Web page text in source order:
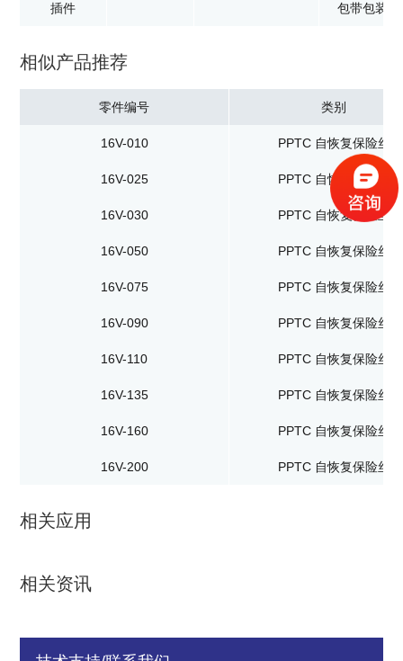
插件 包带包装
相似产品推荐
零件编号 类别
16V-010 PPTC 自恢复保险丝
16V-025 PPTC 自恢复保险丝
16V-030 PPTC 自恢复保险丝
16V-050 PPTC 自恢复保险丝
16V-075 PPTC 自恢复保险丝
16V-090 PPTC 自恢复保险丝
16V-110 PPTC 自恢复保险丝
16V-135 PPTC 自恢复保险丝
16V-160 PPTC 自恢复保险丝
16V-200 PPTC 自恢复保险丝
相关应用
相关资讯